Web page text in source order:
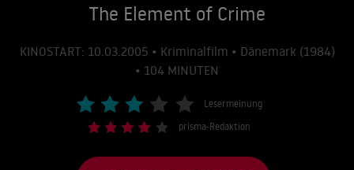
The Element of Crime
KINOSTART: 10.03.2005 • Kriminalfilm • Dänemark (1984)
• 104 MINUTEN
Lesermeinung
prisma-Redaktion